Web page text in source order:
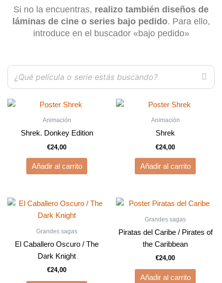
Si no la encuentras, realizo también diseños de
láminas de cine o series bajo pedido. Para ello,
introduce en el buscador «bajo pedido»
Animación
Shrek. Donkey Edition
€24,00
Añadir al carrito
Animación
Shrek
€24,00
Añadir al carrito
Grandes sagas
El Caballero Oscuro / The
Dark Knight
€24,00
Grandes sagas
Piratas del Caribe / Pirates of
the Caribbean
€24,00
Añadir al carrito